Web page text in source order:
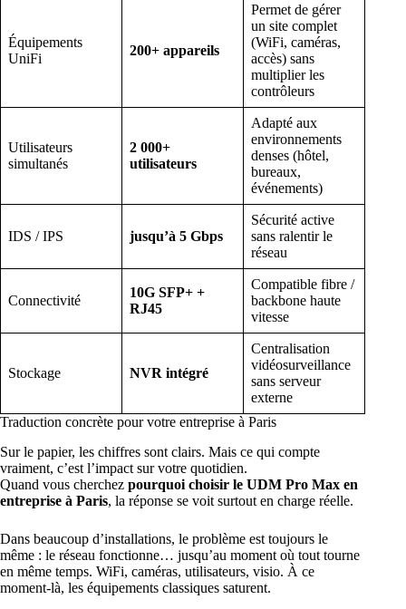
Équipements
UniFi
200+ appareils
Permet de gérer
un site complet
(WiFi, caméras,
accès) sans
multiplier les
contrôleurs
Utilisateurs
simultanés
2 000+
utilisateurs
Adapté aux
environnements
denses (hôtel,
bureaux,
événements)
IDS / IPS jusqu’à 5 Gbps
Sécurité active
sans ralentir le
réseau
Connectivité
10G SFP+ +
RJ45
Compatible fibre /
backbone haute
vitesse
Stockage NVR intégré
Centralisation
vidéosurveillance
sans serveur
externe
Traduction concrète pour votre entreprise à Paris
Sur le papier, les chiffres sont clairs. Mais ce qui compte
vraiment, c’est l’impact sur votre quotidien.
Quand vous cherchez pourquoi choisir le UDM Pro Max en
entreprise à Paris, la réponse se voit surtout en charge réelle.
Dans beaucoup d’installations, le problème est toujours le
même : le réseau fonctionne… jusqu’au moment où tout tourne
en même temps. WiFi, caméras, utilisateurs, visio. À ce
moment-là, les équipements classiques saturent.